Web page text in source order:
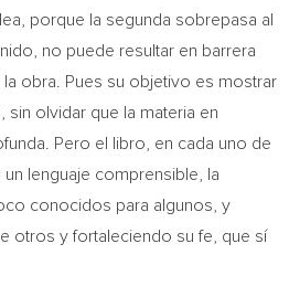
porque la segunda sobrepasa al
no puede resultar en barrera
obra. Pues su objetivo es mostrar
sin olvidar que la materia en
Pero el libro, en cada uno de
lenguaje comprensible, la
conocidos para algunos, y
otros y fortaleciendo su fe, que sí